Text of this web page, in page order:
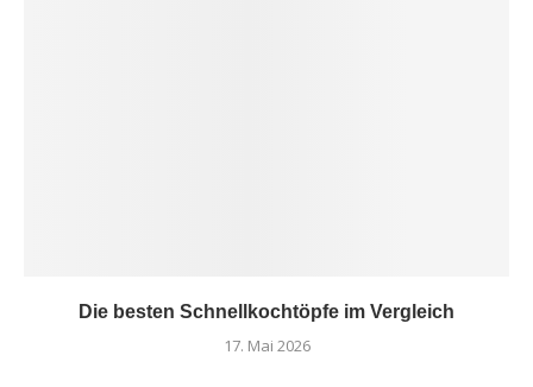
Die besten Schnellkochtöpfe im Vergleich
17. Mai 2026